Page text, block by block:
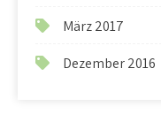
März 2017
Dezember 2016